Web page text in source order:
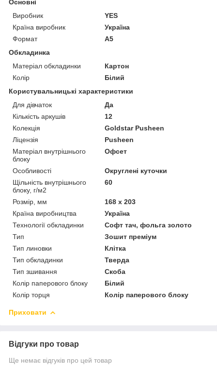
Основні
Виробник
YES
Країна виробник
Україна
Формат
A5
Обкладинка
Матеріал обкладинки
Картон
Колір
Білий
Користувальницькі характеристики
Для дівчаток
Да
Кількість аркушів
12
Колекція
Goldstar Pusheen
Ліцензія
Pusheen
Матеріал внутрішнього
блоку
Офсет
Особливості
Округлені куточки
Щільність внутрішнього
блоку, г/м2
60
Розмір, мм
168 х 203
Країна виробництва
Україна
Технології обкладинки
Софт тач, фольга золото
Тип
Зошит преміум
Тип линовки
Клітка
Тип обкладинки
Тверда
Тип зшивання
Скоба
Колір паперового блоку
Білий
Колір торця
Колір паперового блоку
Приховати
Відгуки про товар
Ще немає відгуків про цей товар